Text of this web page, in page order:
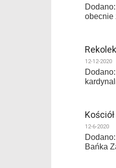
obecnie
12-12-2020
12-6-2020
Bańka